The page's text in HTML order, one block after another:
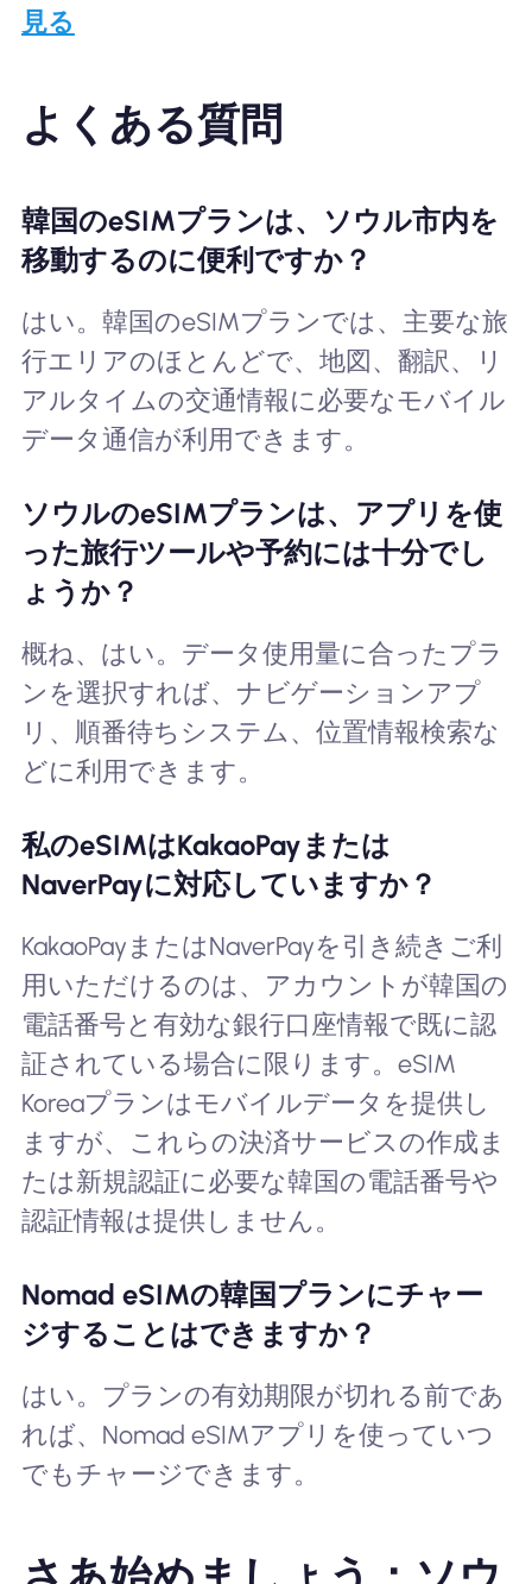
見る
よくある質問
韓国のeSIMプランは、ソウル市内を
移動するのに便利ですか？
はい。韓国のeSIMプランでは、主要な旅
行エリアのほとんどで、地図、翻訳、リ
アルタイムの交通情報に必要なモバイル
データ通信が利用できます。
ソウルのeSIMプランは、アプリを使
った旅行ツールや予約には十分でし
ょうか？
概ね、はい。データ使用量に合ったプラ
ンを選択すれば、ナビゲーションアプ
リ、順番待ちシステム、位置情報検索な
どに利用できます。
私のeSIMはKakaoPayまたは
NaverPayに対応していますか？
KakaoPayまたはNaverPayを引き続きご利
用いただけるのは、アカウントが韓国の
電話番号と有効な銀行口座情報で既に認
証されている場合に限ります。eSIM
Koreaプランはモバイルデータを提供し
ますが、これらの決済サービスの作成ま
たは新規認証に必要な韓国の電話番号や
認証情報は提供しません。
Nomad eSIMの韓国プランにチャー
ジすることはできますか？
はい。プランの有効期限が切れる前であ
れば、Nomad eSIMアプリを使っていつ
でもチャージできます。